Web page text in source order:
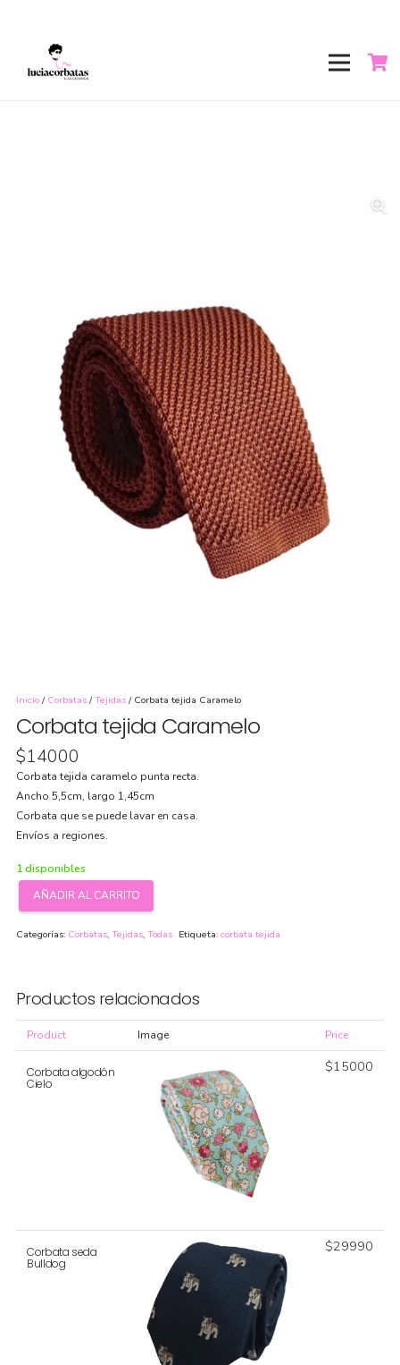
Inicio / Corbatas / Tejidas / Corbata tejida Caramelo
Corbata tejida Caramelo
$14000
Corbata tejida caramelo punta recta.
Ancho 5,5cm, largo 1,45cm
Corbata que se puede lavar en casa.
Envíos a regiones.
1 disponibles
Corbata
Caramelo
AÑADIR AL CARRITO
Categorías: Corbatas, Tejidas, Todas Etiqueta: corbata tejida
Productos relacionados
Product Image Price
Corbata algodón
Cielo
$15000
Corbata seda
Bulldog
$29990